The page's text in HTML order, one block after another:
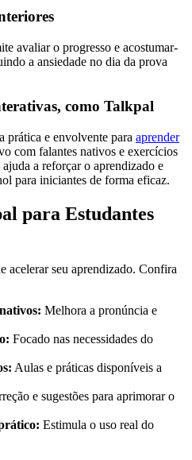
avaliar o progresso e acostumar-
a ansiedade no dia da prova
como Talkpal
prática e envolvente para aprender
com falantes nativos e exercícios
a reforçar o aprendizado e
para iniciantes de forma eficaz.
para Estudantes
acelerar seu aprendizado. Confira
Melhora a pronúncia e
Focado nas necessidades do
Aulas e práticas disponíveis a
e sugestões para aprimorar o
Estimula o uso real do